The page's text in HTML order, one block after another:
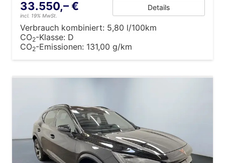
33.550,– €
incl. 19% MwSt.
Details
Verbrauch kombiniert: 5,80 l/100km
CO2-Klasse: D
CO2-Emissionen: 131,00 g/km